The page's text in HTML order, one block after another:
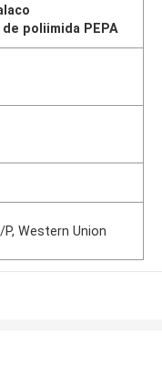
poliimida PEPA
P, Western Union